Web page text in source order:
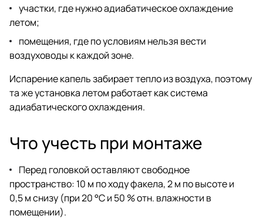
участки, где нужно адиабатическое охлаждение
летом;
помещения, где по условиям нельзя вести
воздуховоды к каждой зоне.
Испарение капель забирает тепло из воздуха, поэтому
та же установка летом работает как система
адиабатического охлаждения.
Что учесть при монтаже
Перед головкой оставляют свободное
пространство: 10 м по ходу факела, 2 м по высоте и
0,5 м снизу (при 20 °C и 50 % отн. влажности в
помещении).